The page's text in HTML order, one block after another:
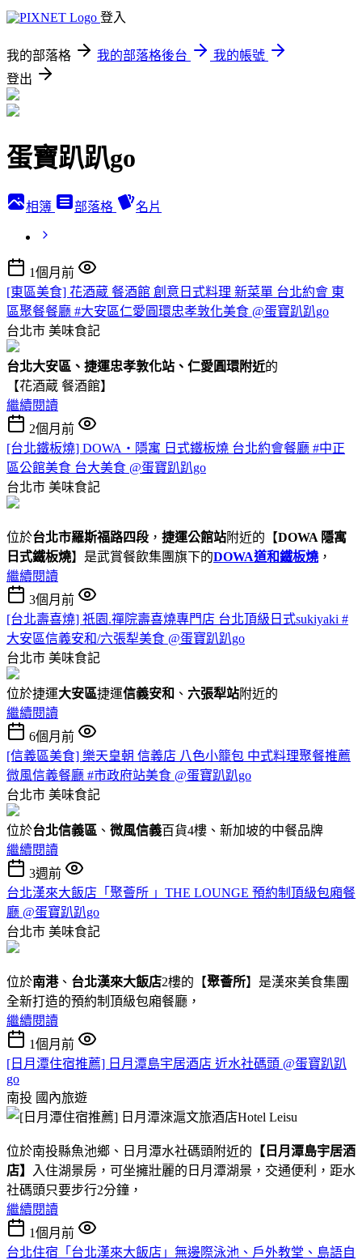
登入
我的部落格 我的部落格後台
我的帳號
登出
蛋寶趴趴go
相簿 部落格 名片
1個月前
[東區美食] 花酒蔵 餐酒館 創意日式料理 新菜單 台北約會 東
區聚餐餐廳 #大安區仁愛圓環忠孝敦化美食 @蛋寶趴趴go
台北市 美味食記
台北大安區、捷運忠孝敦化站、仁愛圓環附近的
【花酒蔵 餐酒館】
繼續閱讀
2個月前
[台北鐵板燒] DOWA・隱寓 日式鐵板燒 台北約會餐廳 #中正
區公館美食 台大美食 @蛋寶趴趴go
台北市 美味食記
位於台北市羅斯福路四段 ， 捷運公館站附近的【DOWA 隱寓
日式鐵板燒】是武賞餐飲集團旗下的DOWA道和鐵板燒 ，
繼續閱讀
3個月前
[台北壽喜燒] 祇園.禪院壽喜燒專門店 台北頂級日式sukiyaki #
大安區信義安和/六張犁美食 @蛋寶趴趴go
台北市 美味食記
位於捷運大安區捷運信義安和 、 六張犁站附近的
繼續閱讀
6個月前
[信義區美食] 樂天皇朝 信義店 八色小籠包 中式料理聚餐推薦
微風信義餐廳 #市政府站美食 @蛋寶趴趴go
台北市 美味食記
位於台北信義區 、 微風信義百貨4樓、新加坡的中餐品牌
繼續閱讀
3週前
台北漢來大飯店「聚薈所 」THE LOUNGE 預約制頂級包廂餐
廳 @蛋寶趴趴go
台北市 美味食記
位於南港、 台北漢來大飯店2樓的【聚薈所】是漢來美食集團
全新打造的預約制頂級包廂餐廳，
繼續閱讀
1個月前
[日月潭住宿推薦] 日月潭島宇居酒店 近水社碼頭 @蛋寶趴趴
go
南投 國內旅遊
位於南投縣魚池鄉、日月潭水社碼頭附近的 【日月潭島宇居酒
店】
入住湖景房，可坐擁壯麗的日月潭湖景，交通便利，距水
社碼頭只要步行2分鐘，
繼續閱讀
1個月前
台北住宿「台北漢來大飯店」無邊際泳池、戶外教堂、島語自